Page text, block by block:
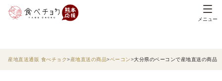
メニュー
産地直送通販 食べチョク 産地直送の商品 ベーコン 大分県のベーコンで産地直送の商品